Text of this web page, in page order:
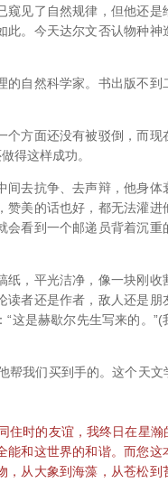
见了自然规律，但他还是
。今天达尔文否认物种神
自然科学家。书出版不到
方面还没有被驳倒，而现
得这样成功。
去抗争、去声辩，他身体
美的话也好，都无法灌进
会看到一个邮递员背着沉
，平光洁净，像一块刚收
者还是作者，敌人还是朋
这是赫歇尔先生写来的。
我们买到手的。这个天文
时的友谊，我终日在星瀚
和这世界的和谐。而您这
从大象到海藻，从苍松到